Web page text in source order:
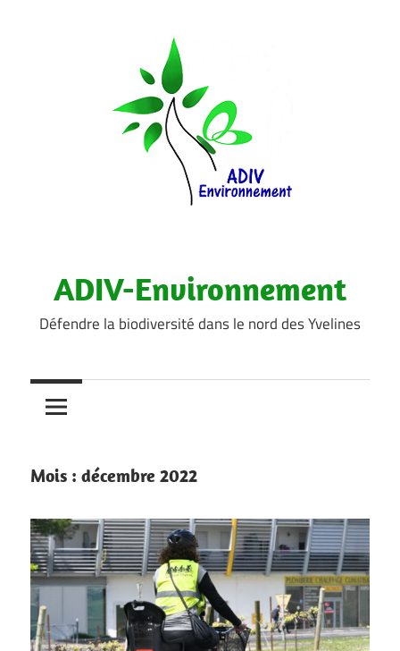
ADIV-Environnement
Défendre la biodiversité dans le nord des Yvelines
Mois : décembre 2022